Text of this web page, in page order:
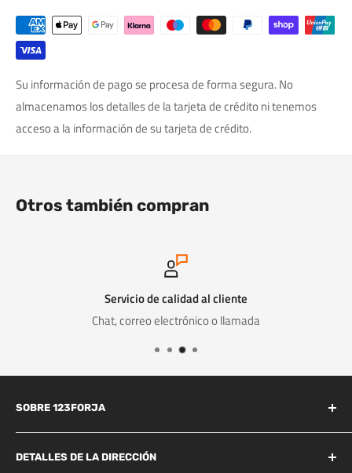
Su información de pago se procesa de forma segura. No
almacenamos los detalles de la tarjeta de crédito ni tenemos
acceso a la información de su tarjeta de crédito.
Otros también compran
Servicio de calidad al cliente
Chat, correo electrónico o llamada
SOBRE 123FORJA
123forja tiene años de experiencia en el campo de la forja y la
fundición.
DETALLES DE LA DIRECCIÓN